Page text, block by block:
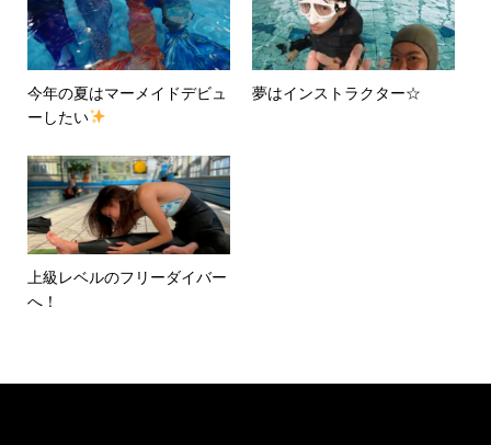
今年の夏はマーメイドデビュ
ーしたい
夢はインストラクター☆
上級レベルのフリーダイバー
へ！